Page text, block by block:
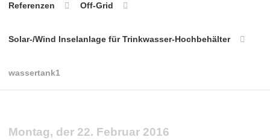
Referenzen Off-Grid
Solar-/Wind Inselanlage für Trinkwasser-Hochbehälter
wassertank1
Montag, der 22. Februar 2016